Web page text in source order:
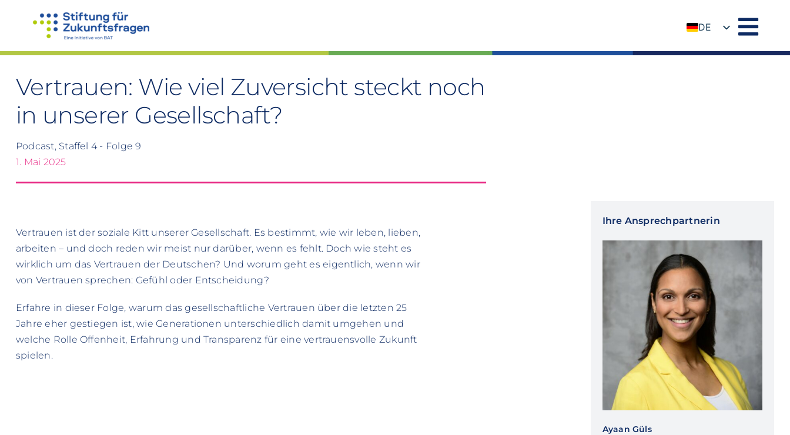
DE
Vertrauen: Wie viel Zuversicht steckt noch
in unserer Gesellschaft?
Podcast, Staffel 4 - Folge 9
1. Mai 2025
Vertrauen ist der soziale Kitt unserer Gesellschaft. Es bestimmt, wie wir leben, lieben,
arbeiten – und doch reden wir meist nur darüber, wenn es fehlt. Doch wie steht es
wirklich um das Vertrauen der Deutschen? Und worum geht es eigentlich, wenn wir
von Vertrauen sprechen: Gefühl oder Entscheidung?
Erfahre in dieser Folge, warum das gesellschaftliche Vertrauen über die letzten 25
Jahre eher gestiegen ist, wie Generationen unterschiedlich damit umgehen und
welche Rolle Offenheit, Erfahrung und Transparenz für eine vertrauensvolle Zukunft
spielen.
Ihre Ansprechpartnerin
Ayaan Güls